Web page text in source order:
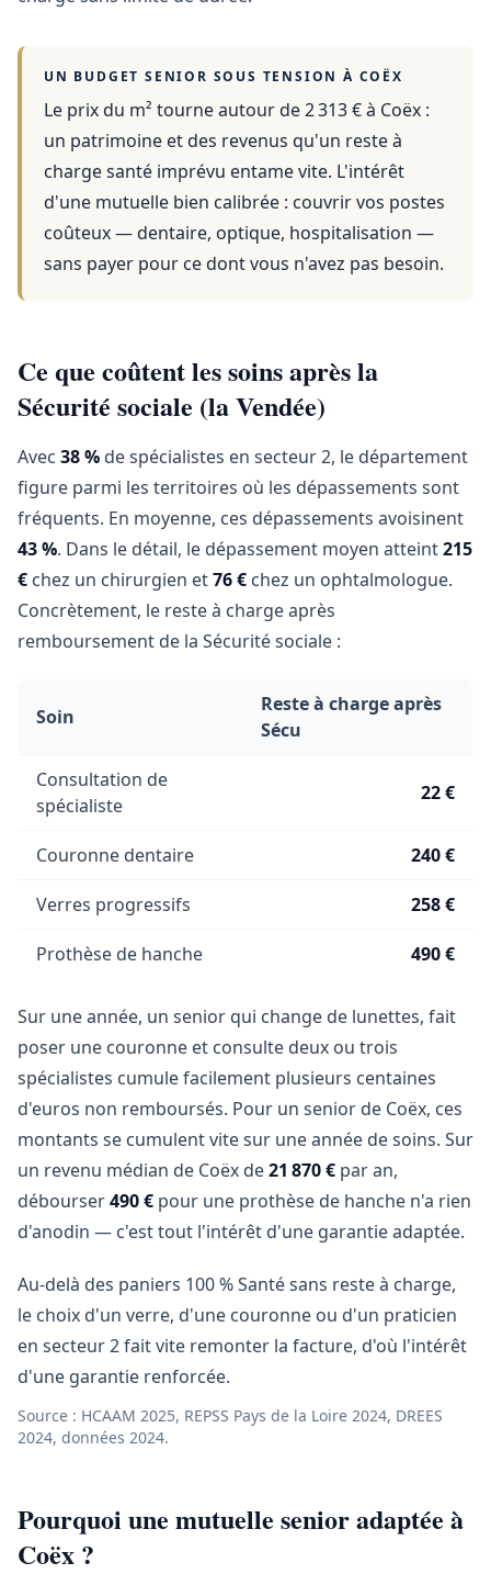
UN BUDGET SENIOR SOUS TENSION À COËX
Le prix du m² tourne autour de 2 313 €à Coëx :
un patrimoine et des revenus qu'un reste à
charge santé imprévu entame vite. L'intérêt
d'une mutuelle bien calibrée : couvrir vos postes
coûteux — dentaire, optique, hospitalisation —
sans payer pour ce dont vous n'avez pas besoin.
Ce que coûtent les soins après la
Sécurité sociale (la Vendée)
Avec 38 % de spécialistes en secteur 2, le département
figure parmi les territoires où les dépassements sont
fréquents. En moyenne, ces dépassements avoisinent
43 %. Dans le détail, le dépassement moyen atteint215
€ chez un chirurgien et76 € chez un ophtalmologue.
Concrètement, le reste à charge après
remboursement de la Sécurité sociale :
Soin
Reste à charge après
Sécu
Consultation de
spécialiste
22 €
Couronne dentaire 240 €
Verres progressifs 258 €
Prothèse de hanche 490 €
Sur une année, un senior qui change de lunettes, fait
poser une couronne et consulte deux ou trois
spécialistes cumule facilement plusieurs centaines
d'euros non remboursés. Pour un senior de Coëx, ces
montants se cumulent vite sur une année de soins. Sur
un revenu médian de Coëx de21 870 € par an,
débourser490 € pour une prothèse de hanche n'a rien
d'anodin — c'est tout l'intérêt d'une garantie adaptée.
Au-delà des paniers 100 % Santé sans reste à charge,
le choix d'un verre, d'une couronne ou d'un praticien
en secteur 2 fait vite remonter la facture, d'où l'intérêt
d'une garantie renforcée.
Source : HCAAM 2025, REPSS Pays de la Loire 2024, DREES
2024, données 2024.
Pourquoi une mutuelle senior adaptée à
Coëx ?